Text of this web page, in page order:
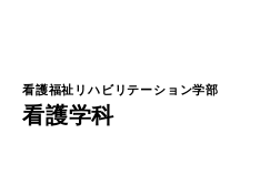
看護福祉リハビリテーション学部
看護学科